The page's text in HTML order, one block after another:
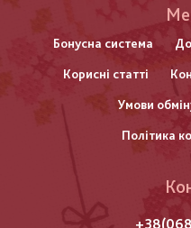
нижнього
колонтитулу
Бонусна система
Корисні статті
Умови
Політика